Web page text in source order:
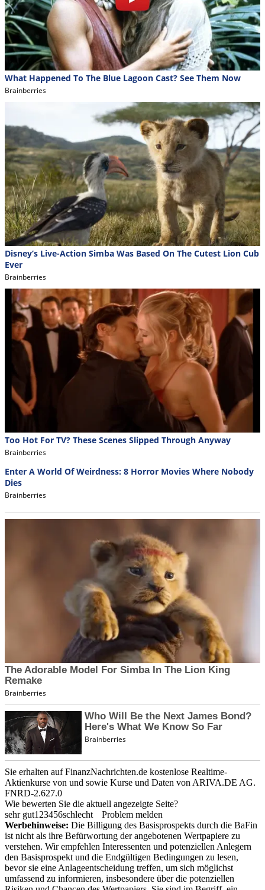
Sie erhalten auf FinanzNachrichten.de kostenlose Realtime-
Aktienkurse von und sowie Kurse und Daten von ARIVA.DE AG.
FNRD-2.627.0
Wie bewerten Sie die aktuell angezeigte Seite?
sehr gut1 23456schlecht
Problem melden
Werbehinweise: Die Billigung des Basisprospekts durch die BaFin
ist nicht als ihre Befürwortung der angebotenen Wertpapiere zu
verstehen. Wir empfehlen Interessenten und potenziellen Anlegern
den Basisprospekt und die Endgültigen Bedingungen zu lesen,
bevor sie eine Anlageentscheidung treffen, um sich möglichst
umfassend zu informieren, insbesondere über die potenziellen